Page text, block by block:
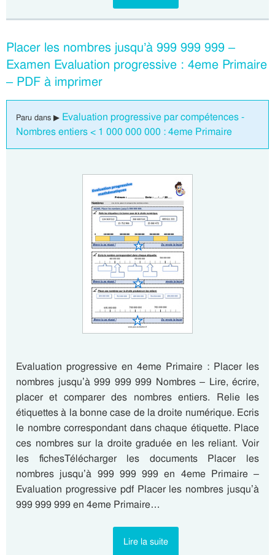
Placer les nombres jusqu’à 999 999 999 –
Examen Evaluation progressive : 4eme Primaire
– PDF à imprimer
Paru dans ▶ Evaluation progressive par compétences -
Nombres entiers < 1 000 000 000 : 4eme Primaire
Evaluation progressive en 4eme Primaire : Placer les
nombres jusqu’à 999 999 999 Nombres – Lire, écrire,
placer et comparer des nombres entiers. Relie les
étiquettes à la bonne case de la droite numérique. Ecris
le nombre correspondant dans chaque étiquette. Place
ces nombres sur la droite graduée en les reliant. Voir
les fichesTélécharger les documents Placer les
nombres jusqu’à 999 999 999 en 4eme Primaire –
Evaluation progressive pdf Placer les nombres jusqu’à
999 999 999 en 4eme Primaire…
Lire la suite